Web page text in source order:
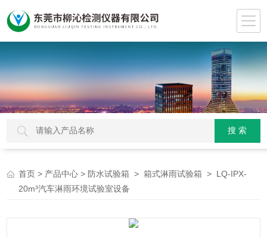
首页 > 产品中心 > 防水试验箱 >箱式淋雨试验箱 > LQ-IPX-
20m³汽车淋雨环境试验室设备